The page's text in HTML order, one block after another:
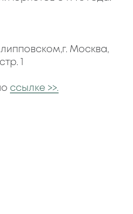
Москва,
1
ссылке >>.